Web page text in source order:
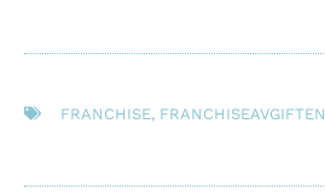
FRANCHISE, FRANCHISEAVGIFTEN